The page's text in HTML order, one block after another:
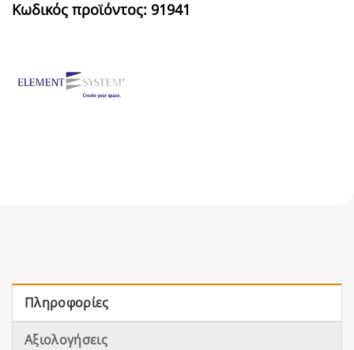
Κωδικός προϊόντος: 91941
Πληροφορίες
Αξιολογήσεις